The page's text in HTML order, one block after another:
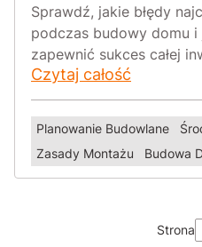
Sprawdź, jakie błędy
podczas budowy domu
zapewnić sukces całej
Czytaj całość
Planowanie Budowlane
Zasady Montażu
Budowa
Strona